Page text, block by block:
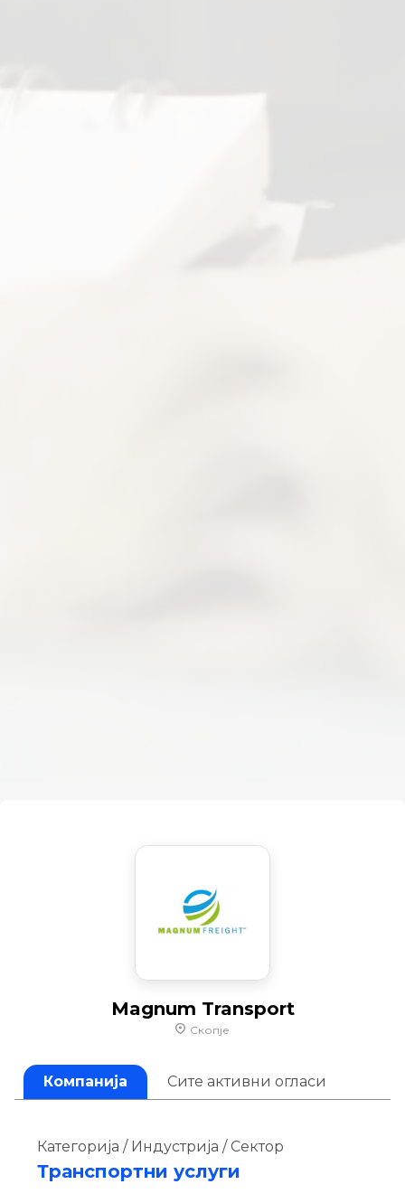
Magnum Transport
Скопје
Компанија Сите активни огласи
Категорија / Индустрија / Сектор
Транспортни услуги